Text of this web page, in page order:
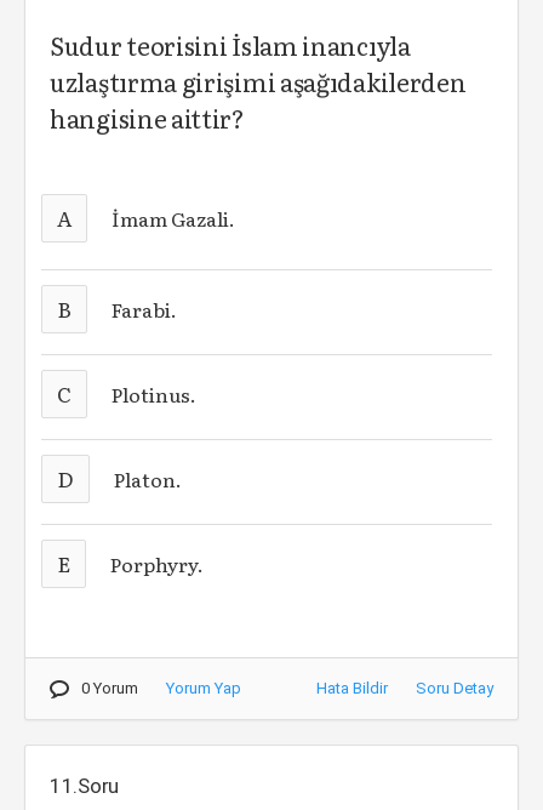
Sudur teorisini İslam inancıyla
uzlaştırma girişimi aşağıdakilerden
hangisine aittir?
A İmam Gazali.
B Farabi.
C Plotinus.
D Platon.
E Porphyry.
0 Yorum Yorum Yap Hata Bildir Soru Detay
11.Soru